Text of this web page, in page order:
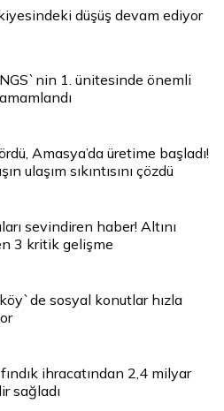
düşüş devam ediyor
1. ünitesinde önemli
Amasya’da üretime başladı!
ulaşım sıkıntısını çözdü
sevindiren haber! Altını
3 kritik gelişme
sosyal konutlar hızla
ihracatından 2,4 milyar
sağladı